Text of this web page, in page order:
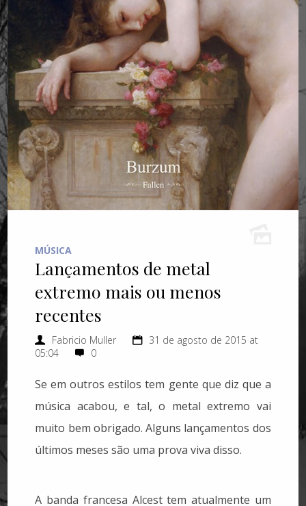
MÚSICA
Lançamentos de metal
extremo mais ou menos
recentes
Fabricio Muller
31 de agosto de 2015 at
05:04
0
Se em outros estilos tem gente que diz que a
música acabou, e tal, o metal extremo vai
muito bem obrigado. Alguns lançamentos dos
últimos meses são uma prova viva disso.
A banda francesa Alcest tem atualmente um